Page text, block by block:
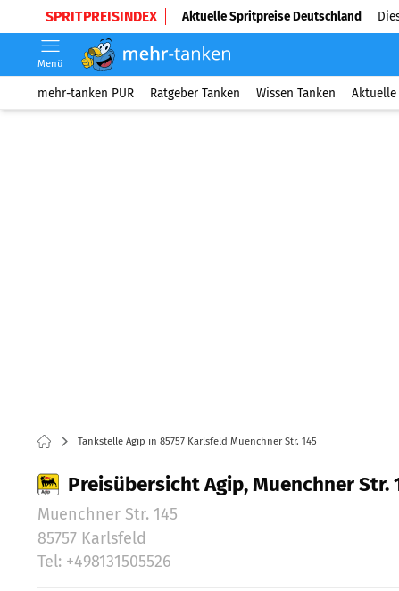
SPRITPREISINDEX Aktuelle Spritpreise Deutschland
Menü
mehr-tanken PUR Ratgeber Tanken Wissen Tanken
Tankstelle Agip in 85757 Karlsfeld Muenchner Str. 145
Preisübersicht Agip, Muenchner Str.
Muenchner Str. 145
85757 Karlsfeld
Tel: +498131505526